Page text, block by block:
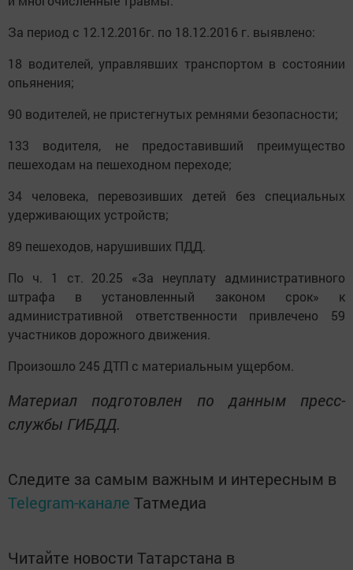
За период с 12.12.2016г. по 18.12.2016 г. выявлено:
18 водителей, управлявших транспортом в состоянии
опьянения;
90 водителей, не пристегнутых ремнями безопасности;
133 водителя, не предоставивший преимущество
пешеходам на пешеходном переходе;
34 человека, перевозивших детей без специальных
удерживающих устройств;
89 пешеходов, нарушивших ПДД.
По ч. 1 ст. 20.25 «За неуплату административного
штрафа в установленный законом срок» к
административной ответственности привлечено 59
участников дорожного движения.
Произошло 245 ДТП с материальным ущербом.
Материал подготовлен по данным пресс-
службы ГИБДД.
Следите за самым важным и интересным в
Telegram-канале Татмедиа
Читайте новости Татарстана в